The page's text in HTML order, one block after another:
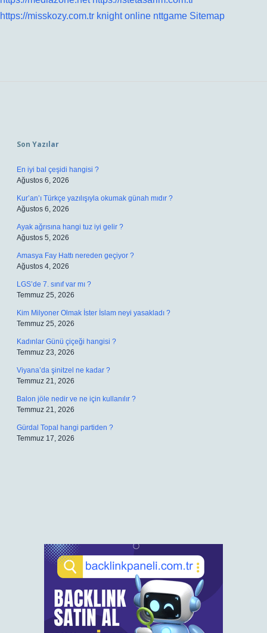
https://misskozy.com.tr knight online nttgame Sitemap
Son Yazılar
En iyi bal çeşidi hangisi ?
Ağustos 6, 2026
Kur’an’ı Türkçe yazılışıyla okumak günah mıdır ?
Ağustos 6, 2026
Ayak ağrısına hangi tuz iyi gelir ?
Ağustos 5, 2026
Amasya Fay Hattı nereden geçiyor ?
Ağustos 4, 2026
LGS’de 7. sınıf var mı ?
Temmuz 25, 2026
Kim Milyoner Olmak İster İslam neyi yasakladı ?
Temmuz 25, 2026
Kadınlar Günü çiçeği hangisi ?
Temmuz 23, 2026
Viyana’da şinitzel ne kadar ?
Temmuz 21, 2026
Balon jöle nedir ve ne için kullanılır ?
Temmuz 21, 2026
Gürdal Topal hangi partiden ?
Temmuz 17, 2026